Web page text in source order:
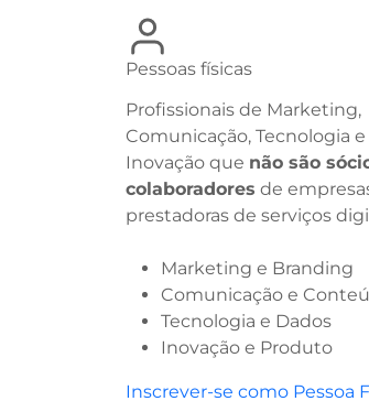
Pessoas físicas
Profissionais de Marketing,
Comunicação, Tecnologia e
Inovação que não são
colaboradores de
prestadoras de serviços
Marketing e Branding
Comunicação e
Tecnologia e Dados
Inovação e Produto
Inscrever-se como Pessoa